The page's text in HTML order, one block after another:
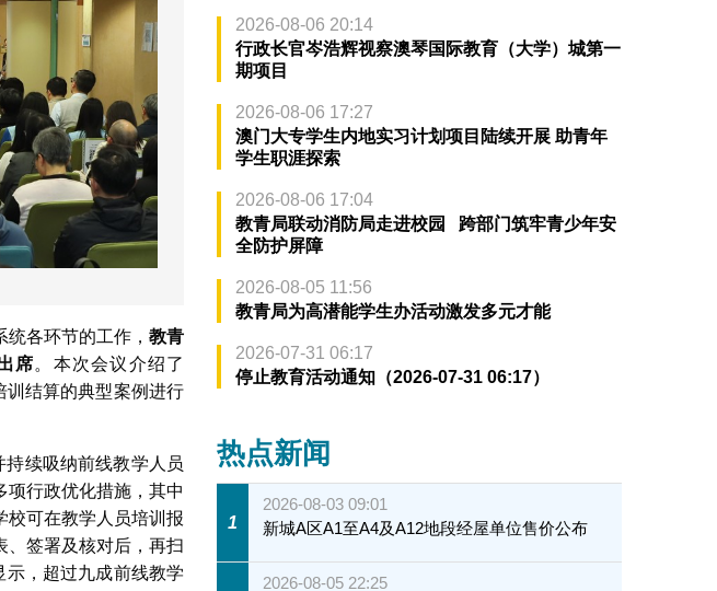
各环节的工作， 教青
席。本次会议介绍了
训结算的典型案例进行
持续吸纳前线教学人员
项行政优化措施，其中
校可在教学人员培训报
、签署及核对后，再扫
示，超过九成前线教学
2026-08-06 20:14
行政长官岑浩辉视察澳琴国际教育（大学）城第一
期项目
2026-08-06 17:27
澳门大专学生内地实习计划项目陆续开展 助青年
学生职涯探索
2026-08-06 17:04
教青局联动消防局走进校园 跨部门筑牢青少年安
全防护屏障
2026-08-05 11:56
教青局为高潜能学生办活动激发多元才能
2026-07-31 06:17
停止教育活动通知（2026-07-31 06:17）
热点新闻
1
2026-08-03 09:01
新城A区A1至A4及A12地段经屋单位售价公布
2026-08-05 22:25